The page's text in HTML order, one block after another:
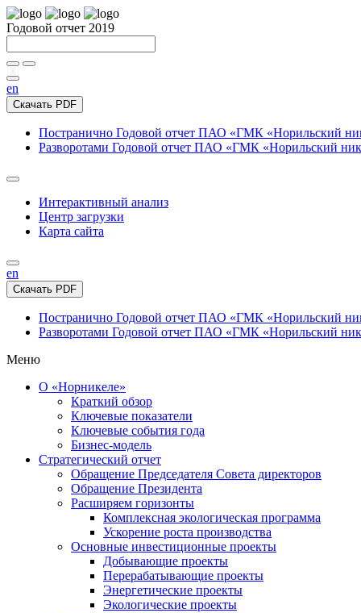
Годовой отчет 2019
en
Скачать PDF
Постранично Годовой отчет ПАО «ГМК «Норильский
Разворотами Годовой отчет ПАО «ГМК «Норильский
Интерактивный анализ
Центр загрузки
Карта сайта
en
Скачать PDF
Постранично Годовой отчет ПАО «ГМК «Норильский
Разворотами Годовой отчет ПАО «ГМК «Норильский
Меню
О «Норникеле»
Краткий обзор
Ключевые показатели
Ключевые события года
Бизнес-модель
Стратегический отчет
Обращение Председателя Совета директоров
Обращение Президента
Расширяем горизонты
Комплексная экологическая программа
Ускорение роста производства
Основные инвестиционные проекты
Добывающие проекты
Перерабатывающие проекты
Энергетические проекты
Экологические проекты